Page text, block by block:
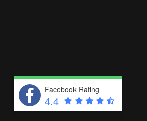
Facebook Rating
4.4